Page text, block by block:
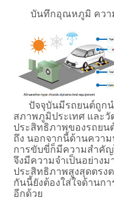
บันทึกอุณหภูมิ ควา
ปัจจุบันมีรถยนต์ถูก
สภาพภูมิประเทศ และ
ประสิทธิภาพของรถยน
ถึง นอกจากนี้ด้านควา
การขับขี่ก็มีความสำคั
จึงมีความจำเป็นอย่าง
ประสิทธิภาพสูงสุดตรง
กันนี้ยังต้องใส่ใจด้านก
อีกด้วย